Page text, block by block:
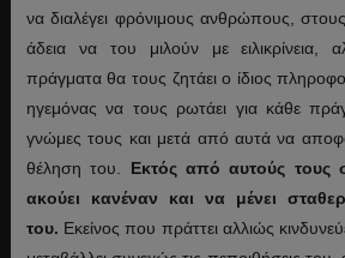
να διαλέγει φρόνιμους ανθρώπους,
άδεια να του μιλούν με ειλικρίνεια,
πράγματα θα τους ζητάει ο ίδιος
ηγεμόνας να τους ρωτάει για κάθε
γνώμες τους και μετά από αυτά να
θέληση του. Εκτός από αυτούς τους
ακούει κανέναν και να μένει
του. Εκείνος που πράττει αλλιώς